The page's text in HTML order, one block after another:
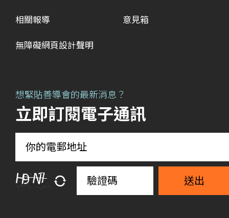
相關報導 意見箱
無障礙網頁設計聲明
想緊貼善導會的最新消息？
立即訂閱電子通訊
送出